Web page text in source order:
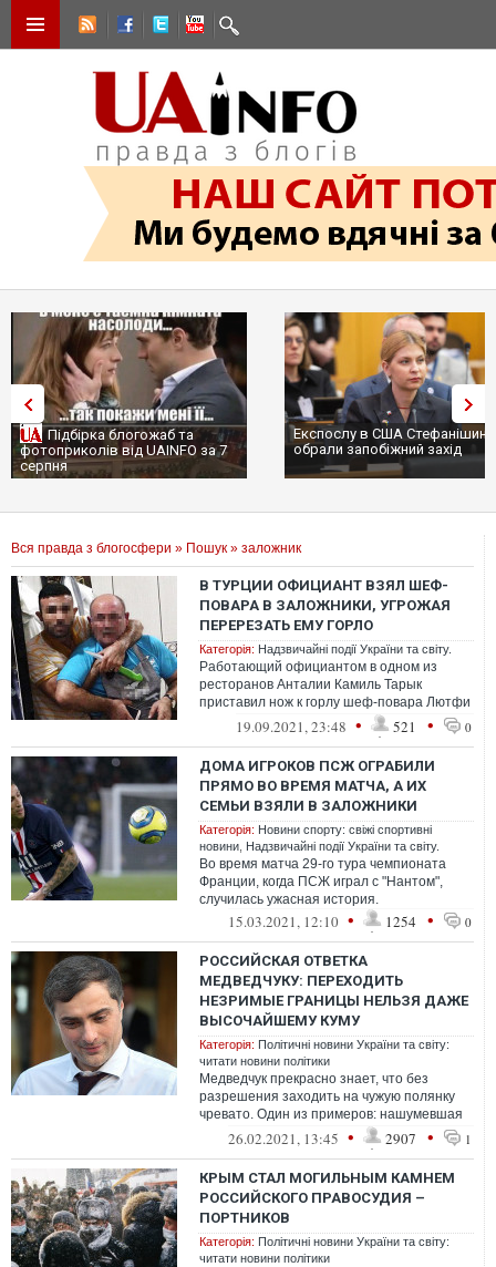
Підбірка блогожаб та
фотоприколів від UAINFO за 7
серпня
Експослу в США
обрали запобіжний захід
Вся правда з блогосфери » Пошук » заложник
В ТУРЦИИ ОФИЦИАНТ ВЗЯЛ ШЕФ-
ПОВАРА В ЗАЛОЖНИКИ, УГРОЖАЯ
ПЕРЕРЕЗАТЬ ЕМУ ГОРЛО
Категорія: Надзвичайні події України та світу.
Работающий официантом в одном из
ресторанов Анталии Камиль Тарык
приставил нож к горлу шеф-повара Лютфи
Салмана и взял его в заложники
19.09.2021, 23:48 • 521 • 0
ДОМА ИГРОКОВ ПСЖ ОГРАБИЛИ
ПРЯМО ВО ВРЕМЯ МАТЧА, А ИХ
СЕМЬИ ВЗЯЛИ В ЗАЛОЖНИКИ
Категорія: Новини спорту: свіжі спортивні
новини Надзвичайні події України та світу.
Во время матча 29-го тура чемпионата
Франции, когда ПСЖ играл с "Нантом",
случилась ужасная история.
15.03.2021, 12:10 • 1254 • 0
РОССИЙСКАЯ ОТВЕТКА
МЕДВЕДЧУКУ: ПЕРЕХОДИТЬ
НЕЗРИМЫЕ ГРАНИЦЫ НЕЛЬЗЯ ДАЖЕ
ВЫСОЧАЙШЕМУ КУМУ
Категорія: Політичні новини України та світу:
читати новини політики
Медведчук прекрасно знает, что без
разрешения заходить на чужую полянку
чревато. Один из примеров: нашумевшая
история об убийстве в ЦАР
26.02.2021, 13:45 • 2907 • 1
КРЫМ СТАЛ МОГИЛЬНЫМ КАМНЕМ
РОССИЙСКОГО ПРАВОСУДИЯ –
ПОРТНИКОВ
Категорія: Політичні новини України та світу:
читати новини політики